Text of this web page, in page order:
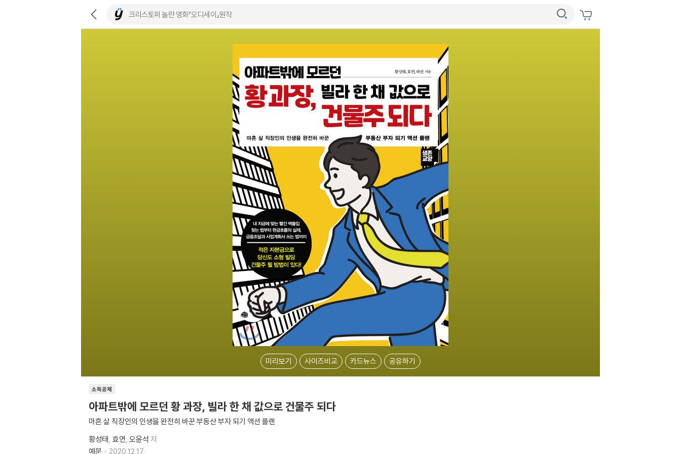
미리보기 사이즈비교 카드뉴스 공유하기
소득공제
아파트밖에 모르던 황 과장, 빌라 한 채 값으로 건물주 되다
마흔 살 직장인의 인생을 완전히 바꾼 부동산 부자 되기 액션 플랜
황성태 효연 오윤석 저
예문
2020.12.17.